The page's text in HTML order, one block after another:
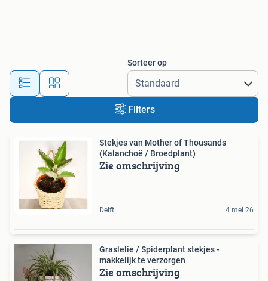
Sorteer op
Filters
Stekjes van Mother of Thousands
(Kalanchoë / Broedplant)
Zie omschrijving
Delft 4 mei 26
Graslelie / Spiderplant stekjes -
makkelijk te verzorgen
Zie omschrijving